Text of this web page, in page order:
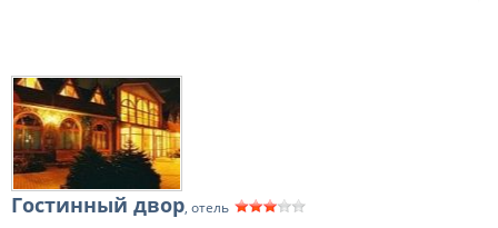
Гостинный двор, отель